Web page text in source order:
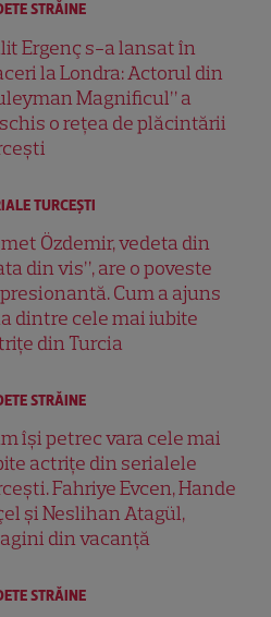
STRĂINE
Ergenç s-a lansat în
la Londra: Actorul din
Magnificul” a
o rețea de plăcintării
TURCEŞTI
Özdemir, vedeta din
din vis”, are o poveste
Cum a ajuns
dintre cele mai iubite
din Turcia
STRĂINE
își petrec vara cele mai
actrițe din serialele
Fahriye Evcen, Hande
și Neslihan Atagül,
din vacanță
STRĂINE